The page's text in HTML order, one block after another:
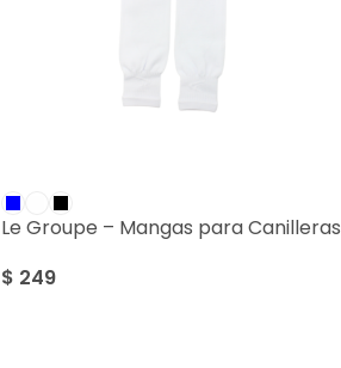
Le Groupe – Mangas para Canilleras
$ 249